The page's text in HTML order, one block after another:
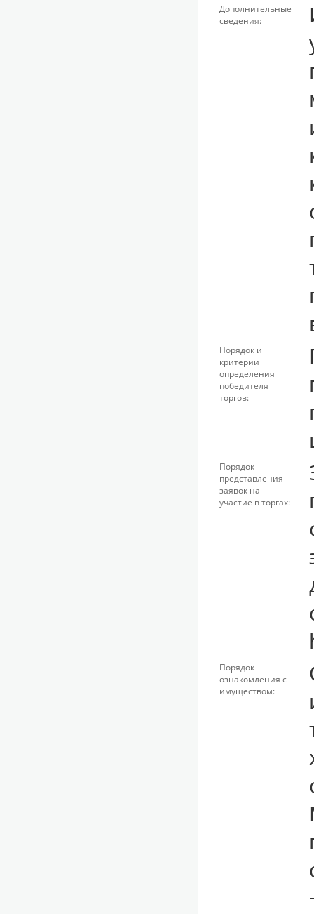
Дополнительные
сведения:
у
Порядок и
критерии
определения
победителя
торгов:
Порядок
представления
заявок на
участие в торгах:
Порядок
ознакомления с
имуществом: